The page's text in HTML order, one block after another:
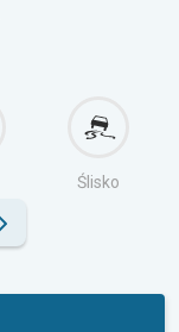
Ślisko